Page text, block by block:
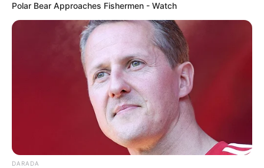
Ausflugsziele für Kinder und Schüler in und um
Bad Wildbad im Schwarzwald und Enzklösterle:
Mehliskopf mit Freizeitzentrum
Auf dem 1008 Meter hohen Berg steht ein
Aussichtsturm. Beliebt ist der Mehliskopf
aber auch wegen seiner ganzjährig
betriebenen Bobbahn, weiteren Spiel- und
Sportangeboten sowie den Skiliften in der Wintersaison.
Polar Bear Approaches Fishermen - Watch
DARADA